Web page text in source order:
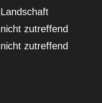
Landschaft
nicht zutreffend
nicht zutreffend